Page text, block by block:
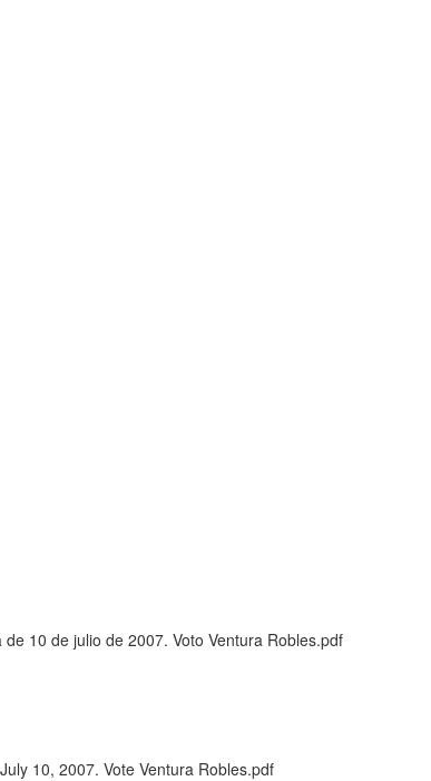
10 de julio de 2007. Voto Ventura Robles.pdf
10, 2007. Vote Ventura Robles.pdf